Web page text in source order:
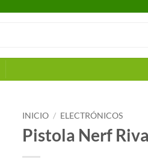
INICIO / ELECTRÓNICOS
Pistola Nerf